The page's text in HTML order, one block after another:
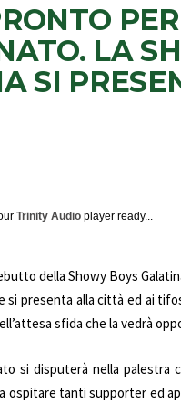
LA
SI
Trinity Audio player ready...
della Showy Boys
si presenta alla città ed ai
sfida che la vedrà
si disputerà nella
ospitare tanti supporter ed